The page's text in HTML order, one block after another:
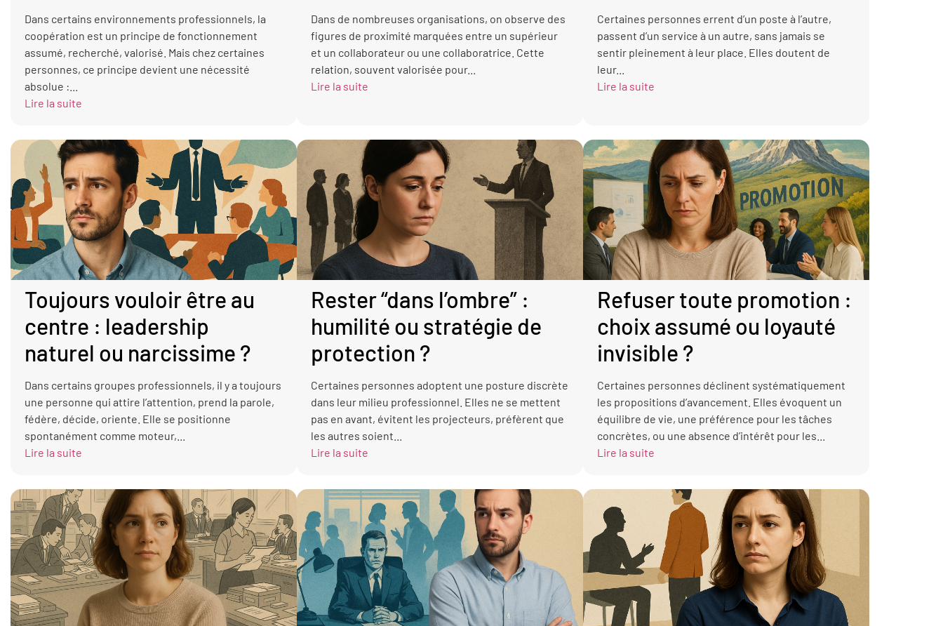
Dans certains environnements professionnels, la
coopération est un principe de fonctionnement
assumé, recherché, valorisé. Mais chez certaines
personnes, ce principe devient une nécessité
absolue :...
Lire la suite
Dans de nombreuses organisations, on observe des
figures de proximité marquées entre un supérieur
et un collaborateur ou une collaboratrice. Cette
relation, souvent valorisée pour...
Lire la suite
Certaines personnes errent d’un poste à l’autre,
passent d’un service à un autre, sans jamais se
sentir pleinement à leur place. Elles doutent de
leur...
Lire la suite
Toujours vouloir être au
centre : leadership
naturel ou narcissime ?
Dans certains groupes professionnels, il y a toujours
une personne qui attire l’attention, prend la parole,
fédère, décide, oriente. Elle se positionne
spontanément comme moteur,...
Lire la suite
Rester “dans l’ombre” :
humilité ou stratégie de
protection ?
Certaines personnes adoptent une posture discrète
dans leur milieu professionnel. Elles ne se mettent
pas en avant, évitent les projecteurs, préfèrent que
les autres soient...
Lire la suite
Refuser toute promotion :
choix assumé ou loyauté
invisible ?
Certaines personnes déclinent systématiquement
les propositions d’avancement. Elles évoquent un
équilibre de vie, une préférence pour les tâches
concrètes, ou une absence d’intérêt pour les...
Lire la suite